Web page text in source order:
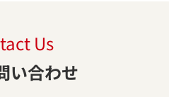
Us
い合わせ